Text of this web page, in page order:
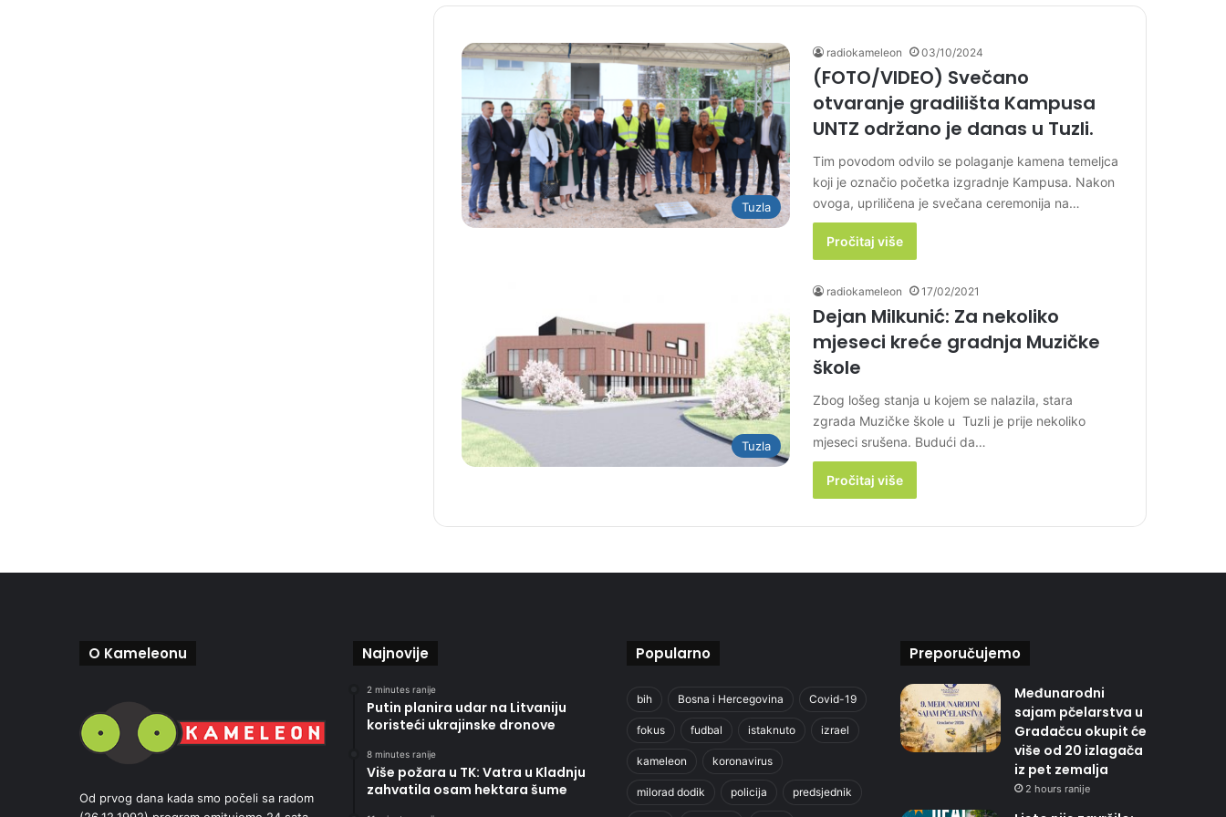
Tuzla
radiokameleon 03/10/2024
(FOTO/VIDEO) Svečano
otvaranje gradilišta Kampusa
UNTZ održano je danas u Tuzli.
Tim povodom odvilo se polaganje kamena temeljca
koji je označio početka izgradnje Kampusa. Nakon
ovoga, upriličena je svečana ceremonija na…
Pročitaj više
Tuzla
radiokameleon 17/02/2021
Dejan Milkunić: Za nekoliko
mjeseci kreće gradnja Muzičke
škole
Zbog lošeg stanja u kojem se nalazila, stara
zgrada Muzičke škole u Tuzli je prije nekoliko
mjeseci srušena. Budući da…
Pročitaj više
O Kameleonu
Od prvog dana kada smo počeli sa radom
Najnovije
2 minutes ranije
Putin planira udar na Litvaniju
koristeći ukrajinske dronove
8 minutes ranije
Više požara u TK: Vatra u Kladnju
zahvatila osam hektara šume
Popularno
bih Bosna i Hercegovina Covid-19
fokus fudbal istaknuto izrael
kameleon koronavirus
milorad dodik policija predsjednik
Preporučujemo
Međunarodni
sajam pčelarstva u
Gradačcu okupit će
više od 20 izlagača
iz pet zemalja
2 hours ranije